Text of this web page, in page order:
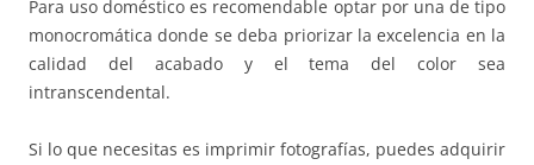
Para uso doméstico es recomendable optar por una de tipo
monocromática donde se deba priorizar la excelencia en la
calidad del acabado y el tema del color sea
intranscendental.
Si lo que necesitas es imprimir fotografías, puedes adquirir